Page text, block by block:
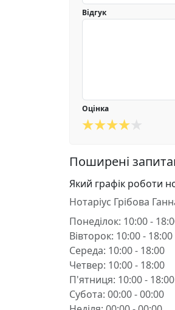
Відгук
Оцінка
Поширені
Який графік роботи
Нотаріус Грібова
Понеділок: 10:00 -
Вівторок: 10:00 - 18:00
Середа: 10:00 - 18:00
Четвер: 10:00 - 18:00
П'ятниця: 10:00 - 18:00
Субота: 00:00 - 00:00